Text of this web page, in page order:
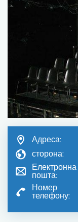
Адреса:
сторона:
Електронна
пошта:
Номер
телефону: